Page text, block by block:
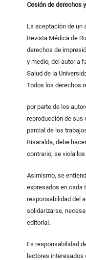
Cesión de derechos
La aceptación de un
Revista Médica de
derechos de
y medio, del autor a
Salud de la
Todos los derechos
por parte de los
reproducción de sus
parcial de los
Risaralda, debe
contrario, se viola
Asimismo, se
expresados en cada
responsabilidad del
solidarizarse,
editorial.
Es responsabilidad
lectores interesados